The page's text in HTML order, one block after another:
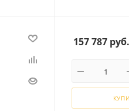
157 787 руб.